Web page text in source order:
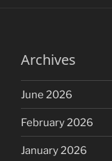
Archives
June 2026
February 2026
January 2026